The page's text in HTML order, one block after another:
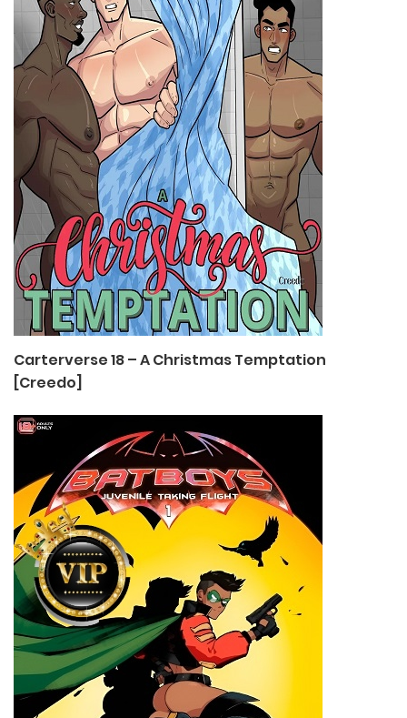
Carterverse 18 – A Christmas Temptation
[Creedo]